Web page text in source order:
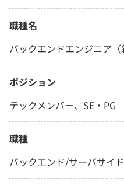
職種名
バックエンドエンジニア（
ポジション
テックメンバー、SE・PG
職種
バックエンド/サーバサイド